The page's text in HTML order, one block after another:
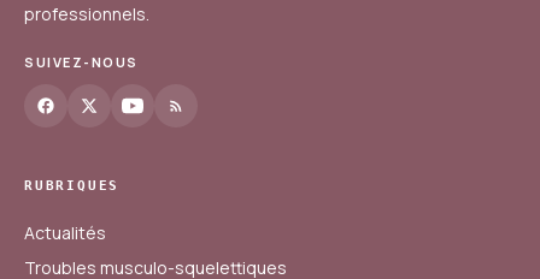
professionnels.
SUIVEZ-NOUS
RUBRIQUES
Actualités
Troubles musculo-squelettiques